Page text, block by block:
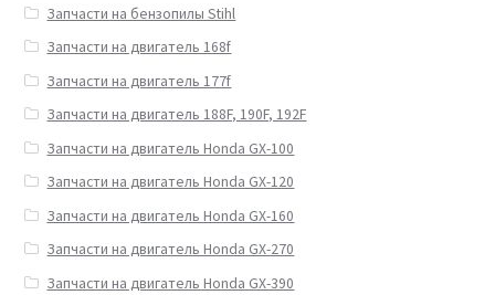
Запчасти на бензопилы Stihl
Запчасти на двигатель 168f
Запчасти на двигатель 177f
Запчасти на двигатель 188F, 190F, 192F
Запчасти на двигатель Honda GX-100
Запчасти на двигатель Honda GX-120
Запчасти на двигатель Honda GX-160
Запчасти на двигатель Honda GX-270
Запчасти на двигатель Honda GX-390